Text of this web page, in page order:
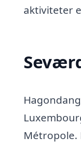
aktiviteter
Métropole.